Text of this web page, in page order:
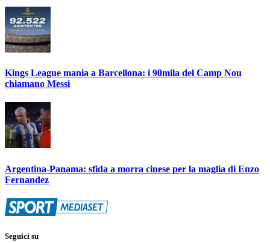
Kings League mania a Barcellona: i 90mila del Camp Nou
chiamano Messi
Argentina-Panama: sfida a morra cinese per la maglia di Enzo
Fernandez
Seguici su